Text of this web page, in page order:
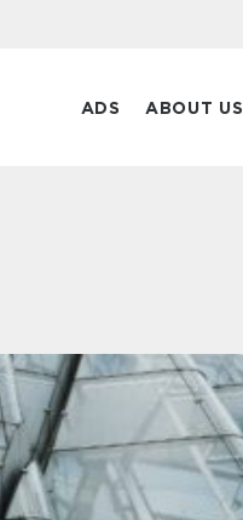
ADS ABOUT US